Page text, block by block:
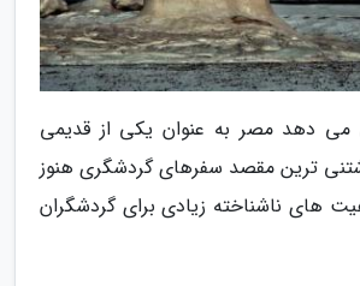
می دهد مصر به عنوان یکی از قدیمی
ترین مقصد سفرهای گردشگری هنوز
های ناشناخته زیادی برای گردشگران